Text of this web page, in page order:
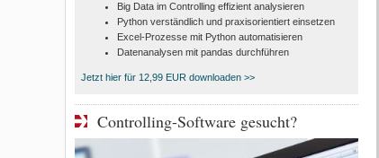
Big Data im Controlling effizient analysieren
Python verständlich und praxisorientiert einsetzen
Excel-Prozesse mit Python automatisieren
Datenanalysen mit pandas durchführen
Jetzt hier für 12,99 EUR downloaden >>
Controlling-Software gesucht?